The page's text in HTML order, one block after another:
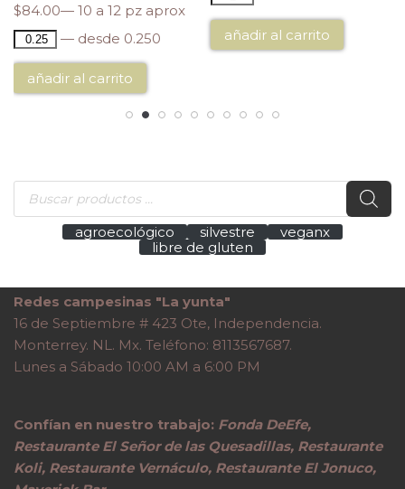
$84.00— 10 a 12 pz aprox
— desde 0.250
añadir al carrito
añadir al carrito
agroecológico silvestre
veganx
libre de gluten
Redes campesinas "La yunta"
16 de Septiembre # 423 Ote, Independencia.
Monterrey. NL. Mx. Teléfono: 8113567687.
Lunes a Sábado 10:00 AM a 6:00 PM
Confían en nuestro trabajo: Fonda DeEfe,
Restaurante El Señor de las Quesadillas, Restaurante
Koli, Restaurante Vernáculo, Restaurante El Jonuco,